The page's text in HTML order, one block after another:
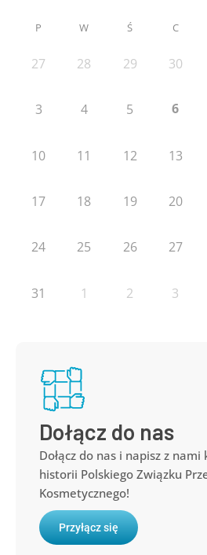
P W Ś C
27 28 29 30
3 4 5 6
10 11 12 13
17 18 19 20
24 25 26 27
31 1 2 3
Dołącz do nas
Dołącz do nas i napisz z nami
historii Polskiego Związku
Kosmetycznego!
Przyłącz się